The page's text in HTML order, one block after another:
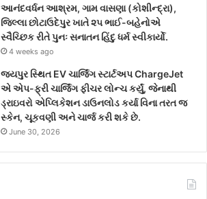
આનંદવર્ધન આશ્રમ, ગામ વાસણા (કોશીન્દ્રા),
જિલ્લા છોટાઉદેપુર ખાતે ૨૫ ભાઈ-બહેનોએ
સ્વૈચ્છિક રીતે પુનઃ સનાતન હિંદુ ધર્મ સ્વીકાર્યો.
4 weeks ago
જયપુર સ્થિત EV ચાર્જિંગ સ્ટાર્ટઅપ ChargeJet
એ એપ-ફ્રી ચાર્જિંગ ફીચર લોન્ચ કર્યું, જેનાથી
ડ્રાઇવરો એપ્લિકેશન ડાઉનલોડ કર્યા વિના તરત જ
સ્કેન, ચૂકવણી અને ચાર્જ કરી શકે છે.
June 30, 2026